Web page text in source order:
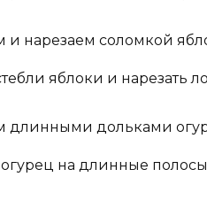
яблоки и нарезать
на длинные